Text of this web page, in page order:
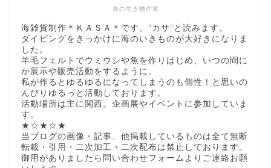
海の生き物作家
海雑貨制作＊ＫＡＳＡ＊です。”カサ”と読みます。
ダイビングをきっかけに海のいきものが大好きになりま
した。
羊毛フェルトでウミウシや魚を作りはじめ、いつの間に
か展示や販売活動をするように。
私が作るとゆるゆるになってしまうのも個性！と思いの
んびりゆるっと活動しております。
活動場所は主に関西。企画展やイベントに参加していま
す。
★☆★☆★
当ブログの画像・記事、他掲載しているものは全て無断
転載・引用・二次加工・二次配布は禁止しております。
御用がありましたら問い合わせフォームよりご連絡お願